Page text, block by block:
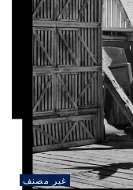
غير مصنف